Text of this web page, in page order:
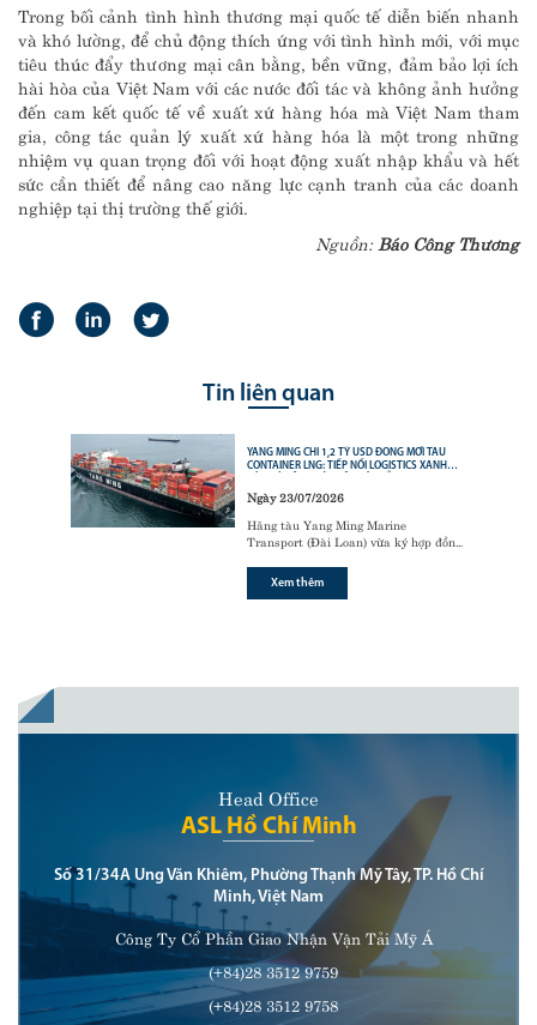
Trong bối cảnh tình hình thương mại quốc tế diễn biến nhanh
và khó lường, để chủ động thích ứng với tình hình mới, với mục
tiêu thúc đẩy thương mại cân bằng, bền vững, đảm bảo lợi ích
hài hòa của Việt Nam với các nước đối tác và không ảnh hưởng
đến cam kết quốc tế về xuất xứ hàng hóa mà Việt Nam tham
gia, công tác quản lý xuất xứ hàng hóa là một trong những
nhiệm vụ quan trọng đối với hoạt động xuất nhập khẩu và hết
sức cần thiết để nâng cao năng lực cạnh tranh của các doanh
nghiệp tại thị trường thế giới.
Nguồn: Báo Công Thương
Tin liên quan
YANG MING CHI 1,2 TỶ USD ĐÓNG MỚI TÀU
CONTAINER LNG: TIẾP NỐI LOGISTICS XANH
Ngày 23/07/2026
Hãng tàu Yang Ming Marine
Transport (Đài Loan) vừa ký hợp đồng
(Hàn Quốc) để đóng mới
container sử dụng động cơ nhiên liệu
Xem thêm
Head Office
ASL Hồ Chí Minh
Số 31/34A Ung Văn Khiêm, Phường Thạnh Mỹ Tây, TP. Hồ Chí
Minh, Việt Nam
Công Ty Cổ Phần Giao Nhận Vận Tải Mỹ Á
(+84)28 3512 9759
(+84)28 3512 9758